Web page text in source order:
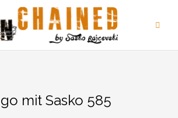
mit Sasko 585